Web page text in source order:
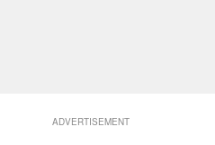
ADVERTISEMENT